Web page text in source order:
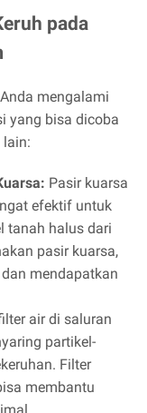
pada
mengalami
yang bisa dicoba
lain:
Pasir kuarsa
efektif untuk
tanah halus dari
pasir kuarsa,
mendapatkan
air di saluran
partikel-
Filter
membantu